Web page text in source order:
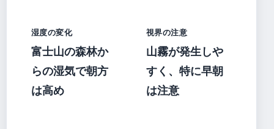
湿度の変化
富士山の森林か
らの湿気で朝方
は高め
視界の注意
山霧が発生しや
すく、特に早朝
は注意